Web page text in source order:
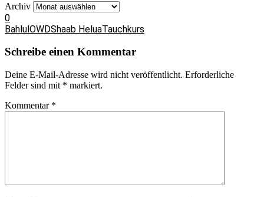
Archiv
0
BahlulOWDShaab HeluaTauchkurs
Schreibe einen Kommentar
Deine E-Mail-Adresse wird nicht veröffentlicht. Erforderliche
Felder sind mit * markiert.
Kommentar *